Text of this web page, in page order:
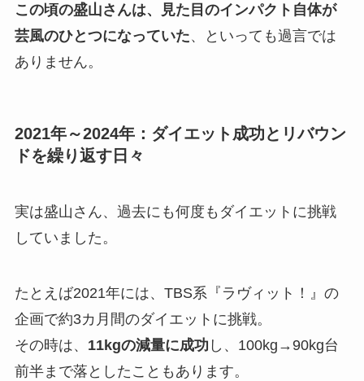
この頃の盛山さんは、見た目のインパクト自体が
芸風のひとつになっていた、といっても過言では
ありません。
2021年～2024年：ダイエット成功とリバウン
ドを繰り返す日々
実は盛山さん、過去にも何度もダイエットに挑戦
していました。
たとえば2021年には、TBS系『ラヴィット！』の
企画で約3カ月間のダイエットに挑戦。
その時は、 11kgの減量に成功 し、100kg→90kg台
前半まで落としたこともあります。